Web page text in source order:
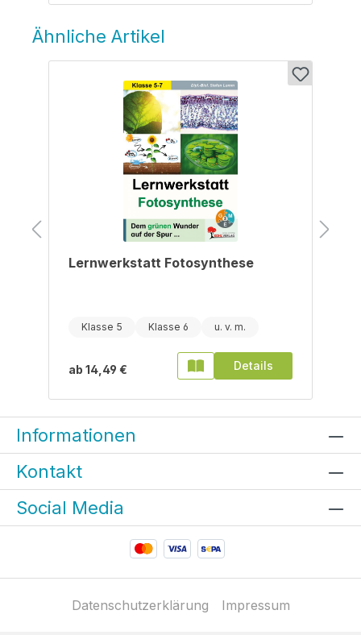
Ähnliche Artikel
Lernwerkstatt Fotosynthese
Klasse 5 Klasse 6
ab 14,49 € Details
Informationen
Kontakt
Social Media
Datenschutzerklärung Impressum